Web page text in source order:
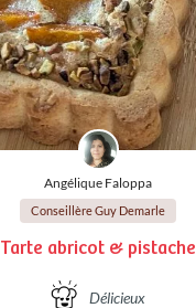
Angélique Faloppa
Conseillère Guy Demarle
Tarte abricot & pistache
Délicieux